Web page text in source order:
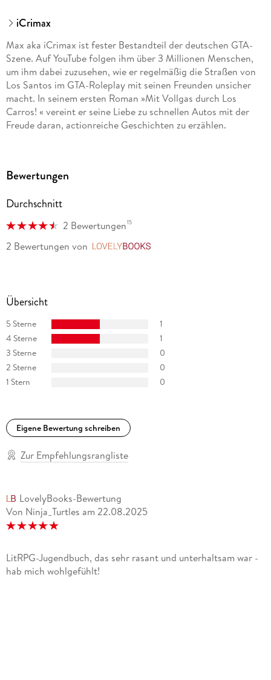
iCrimax
Max aka iCrimax ist fester Bestandteil der deutschen GTA-
Szene. Auf YouTube folgen ihm über 3 Millionen Menschen,
um ihm dabei zuzusehen, wie er regelmäßig die Straßen von
Los Santos im GTA-Roleplay mit seinen Freunden unsicher
macht. In seinem ersten Roman »Mit Vollgas durch Los
Carros! « vereint er seine Liebe zu schnellen Autos mit der
Freude daran, actionreiche Geschichten zu erzählen.
Bewertungen
Durchschnitt
2 Bewertungen15
2 Bewertungen von
Übersicht
5 Sterne
1
4 Sterne
1
3 Sterne
0
2 Sterne
0
1 Stern
0
Eigene Bewertung schreiben
Zur Empfehlungsrangliste
LovelyBooks-Bewertung
Von Ninja_Turtles am 22.08.2025
LitRPG-Jugendbuch, das sehr rasant und unterhaltsam war -
hab mich wohlgefühlt!